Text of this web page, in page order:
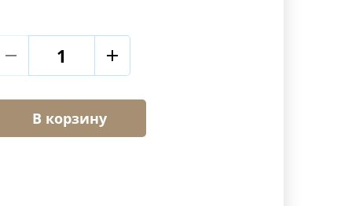
В корзину